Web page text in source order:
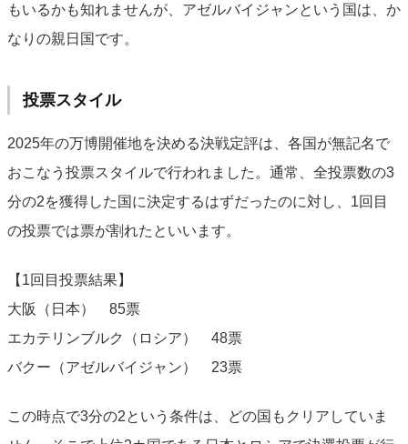
もいるかも知れませんが、アゼルバイジャンという国は、か
なりの親日国です。
投票スタイル
2025年の万博開催地を決める決戦定評は、各国が無記名で
おこなう投票スタイルで行われました。通常、全投票数の3
分の2を獲得した国に決定するはずだったのに対し、1回目
の投票では票が割れたといいます。
【1回目投票結果】
大阪（日本） 85票
エカテリンブルク（ロシア） 48票
バクー（アゼルバイジャン） 23票
この時点で3分の2という条件は、どの国もクリアしていま